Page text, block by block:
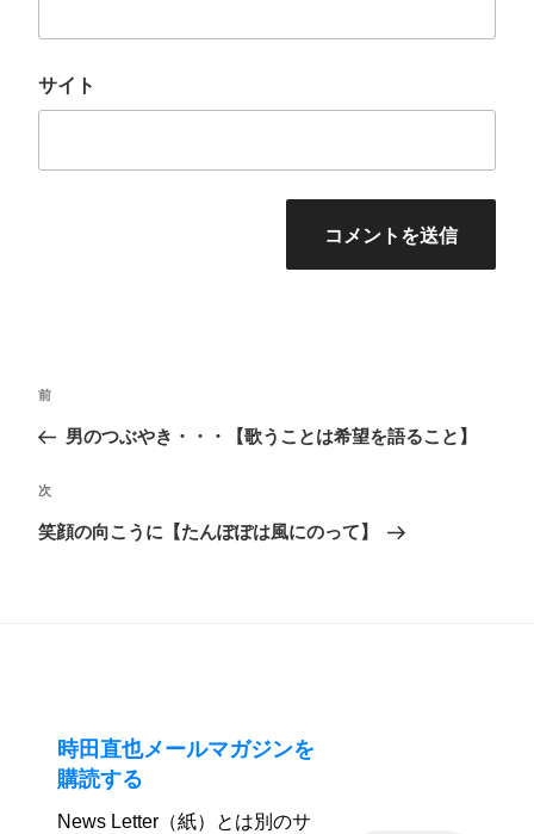
サイト
投
ナ
ビ
ゲ
ー
前
の
稿
前
男のつぶやき・・・【歌うことは希望を語ること】
次
の
次
笑顔の向こうに【たんぽぽは風にのって】
時田直也メールマガジンを
購読する
News Letter（紙）とは別のサ